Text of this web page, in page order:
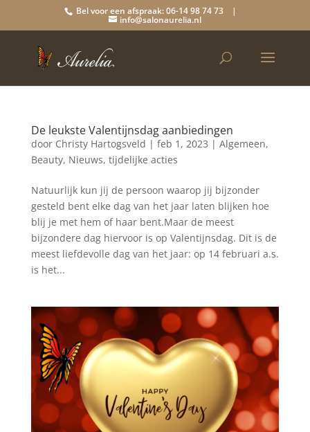
Bel voor een afspraak: 06-14 98 74 73 |
info@salonaurelia.nl
De leukste Valentijnsdag aanbiedingen
door Christy Hartogsveld | feb 1, 2023 | Algemeen,
Beauty, Nieuws, tijdelijke acties
Natuurlijk kun jij de persoon waarop jij bijzonder
gesteld bent elke dag van het jaar laten blijken hoe
blij je met hem of haar bent.Maar de meest
bijzondere dag hiervoor is op Valentijnsdag. Dit is de
meest liefdevolle dag van het jaar: op 14 februari a.s.
is het...